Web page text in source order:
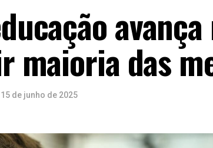
maioria das
15 de junho de 2025